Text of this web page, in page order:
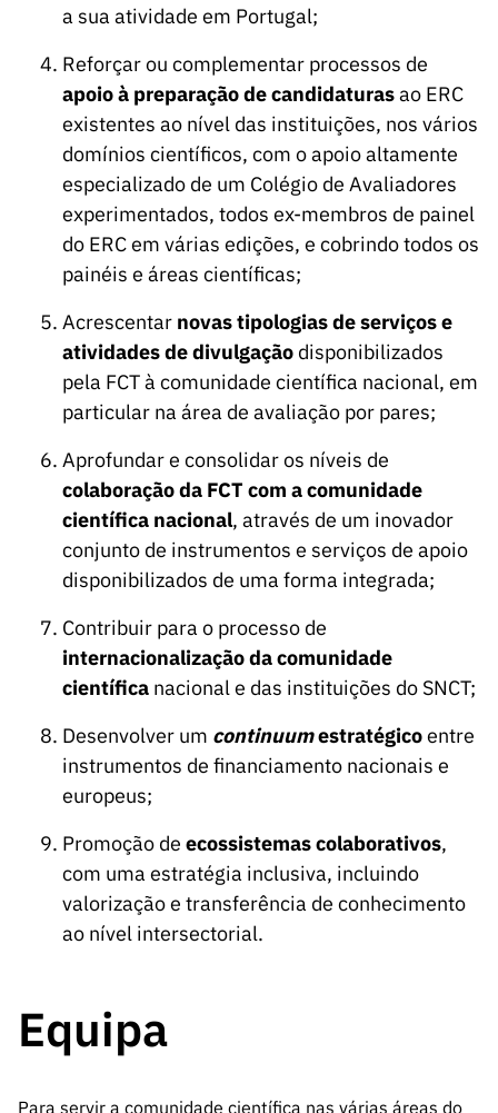
a sua atividade em Portugal;
Reforçar ou complementar processos de
apoio à preparação de candidaturasao ERC
existentes ao nível das instituições, nos vários
domínios científicos, com o apoio altamente
especializado de um Colégio de Avaliadores
experimentados, todos ex-membros de painel
do ERC em várias edições, e cobrindo todos os
painéis e áreas científicas;
Acrescentar novas tipologias de serviços e
atividades de divulgação disponibilizados
pela FCT à comunidade científica nacional, em
particular na área de avaliação por pares;
Aprofundar e consolidar os níveis de
colaboraçãoda FCT com a comunidade
científica nacional, através de um inovador
conjunto de instrumentos e serviços de apoio
disponibilizados de uma forma integrada;
Contribuir para o processo de
internacionalização da comunidade
científica nacional e das instituições do SNCT;
Desenvolver um continuumestratégicoentre
instrumentos de financiamento nacionais e
europeus;
Promoção de ecossistemas colaborativos,
com uma estratégia inclusiva, incluindo
valorização e transferência de conhecimento
ao nível intersectorial.
Equipa
Para servir a comunidade científica nas várias áreas do